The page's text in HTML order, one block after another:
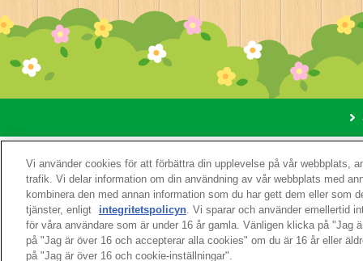
Om
Vi använder cookies för att förbättra din upplevelse på vår webbplats,
trafik. Vi delar information om din användning av vår webbplats med
kombinera den med annan information som du har gett dem eller som
tjänster, enligt
integritetspolicyn. Vi sparar och använder emellertid
för våra användare som är under 16 år gamla. Vänligen klicka på "Jag
på "Jag är över 16 och accepterar alla cookies" om du är 16 år eller
på "Jag är över 16 och cookie-inställningar".